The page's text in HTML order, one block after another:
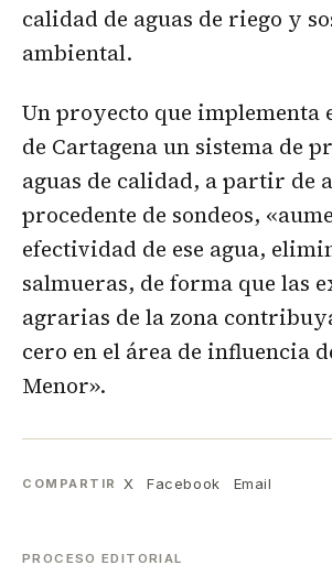
calidad de aguas de riego y
ambiental.
Un proyecto que implementa
de Cartagena un sistema de
aguas de calidad, a partir de
procedente de sondeos,
efectividad de ese agua,
salmueras, de forma que las
agrarias de la zona
cero en el área de influencia
Menor».
COMPARTIR X Facebook Email
PROCESO EDITORIAL